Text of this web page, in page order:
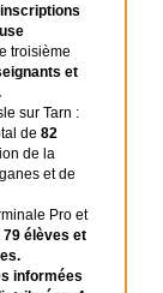
troisième
et
sur Tarn :
de 82
de la
et de
Pro et
79 élèves et
informées